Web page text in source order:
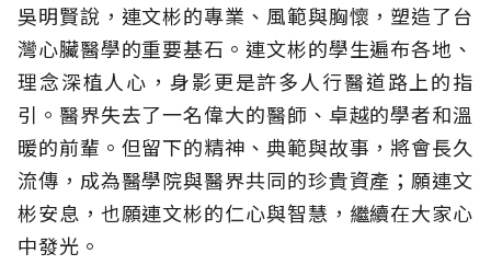
吳明賢說，連文彬的專業、風範與胸懷，塑造了台
灣心臟醫學的重要基石。連文彬的學生遍布各地、
理念深植人心，身影更是許多人行醫道路上的指
引。醫界失去了一名偉大的醫師、卓越的學者和溫
暖的前輩。但留下的精神、典範與故事，將會長久
流傳，成為醫學院與醫界共同的珍貴資產；願連文
彬安息，也願連文彬的仁心與智慧，繼續在大家心
中發光。